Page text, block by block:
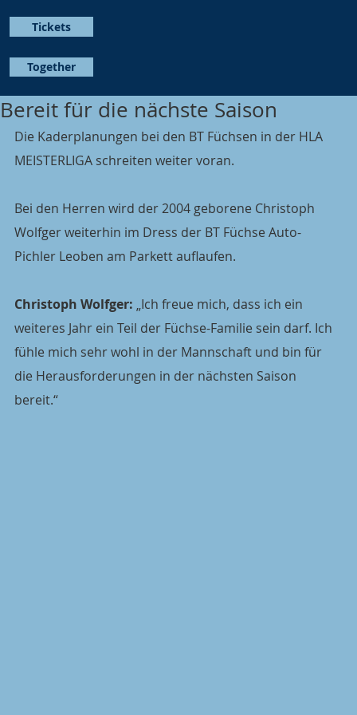
Together
Tickets
Bereit für die nächste Saison
Die Kaderplanungen bei den BT Füchsen in der HLA
MEISTERLIGA schreiten weiter voran.
Bei den Herren wird der 2004 geborene Christoph
Wolfger weiterhin im Dress der BT Füchse Auto-
Pichler Leoben am Parkett auflaufen.
Christoph Wolfger: „Ich freue mich, dass ich ein
weiteres Jahr ein Teil der Füchse-Familie sein darf. Ich
fühle mich sehr wohl in der Mannschaft und bin für
die Herausforderungen in der nächsten Saison
bereit.“